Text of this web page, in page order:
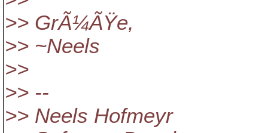
>> GrÃ¼ÃŸe,
>> ~Neels
>>
>> --
>> Neels Hofmeyr